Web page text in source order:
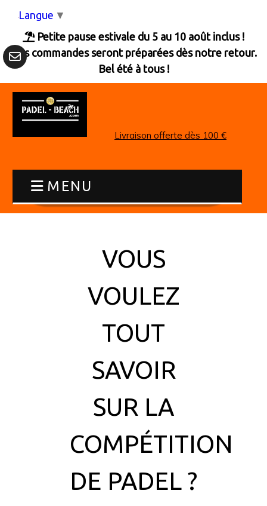
 Petite pause estivale du 5 au 10 août inclus !
Les commandes seront préparées dès notre retour.
Bel été à tous !
Livraison offerte dès 100 €
MENU
VOUS
VOULEZ
TOUT
SAVOIR
SUR LA
COMPÉTITION
DE PADEL ?
Langue ▼